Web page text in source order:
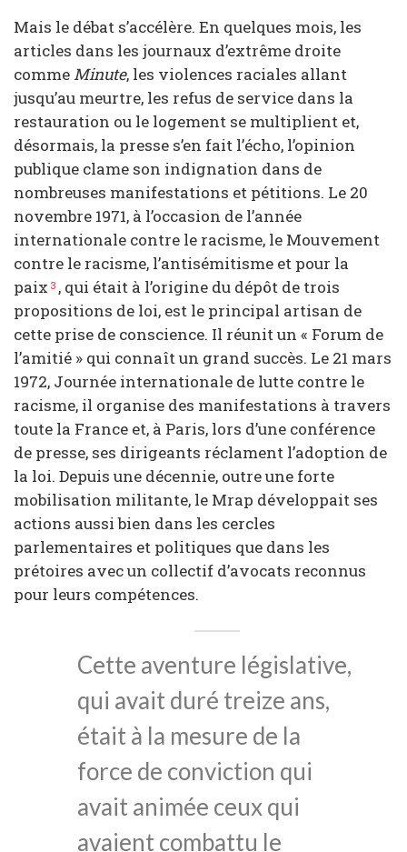
Mais le débat s’accélère. En quelques mois, les
articles dans les journaux d’extrême droite
comme Minute, les violences raciales allant
jusqu’au meurtre, les refus de service dans la
restauration ou le logement se multiplient et,
désormais, la presse s’en fait l’écho, l’opinion
publique clame son indignation dans de
nombreuses manifestations et pétitions. Le 20
novembre 1971, à l’occasion de l’année
internationale contre le racisme, le Mouvement
contre le racisme, l’antisémitisme et pour la
paix 3 , qui était à l’origine du dépôt de trois
propositions de loi, est le principal artisan de
cette prise de conscience. Il réunit un « Forum de
l’amitié » qui connaît un grand succès. Le 21 mars
1972, Journée internationale de lutte contre le
racisme, il organise des manifestations à travers
toute la France et, à Paris, lors d’une conférence
de presse, ses dirigeants réclament l’adoption de
la loi. Depuis une décennie, outre une forte
mobilisation militante, le Mrap développait ses
actions aussi bien dans les cercles
parlementaires et politiques que dans les
prétoires avec un collectif d’avocats reconnus
pour leurs compétences.
Cette aventure législative,
qui avait duré treize ans,
était à la mesure de la
force de conviction qui
avait animée ceux qui
avaient combattu le